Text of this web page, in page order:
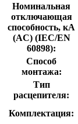
Номинальная
отключающая
способность, кA
(AC) (IEC/EN
60898):
Способ
монтажа:
Тип
расцепителя:
Комплектация: